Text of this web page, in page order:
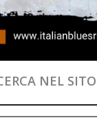
NEL SITO